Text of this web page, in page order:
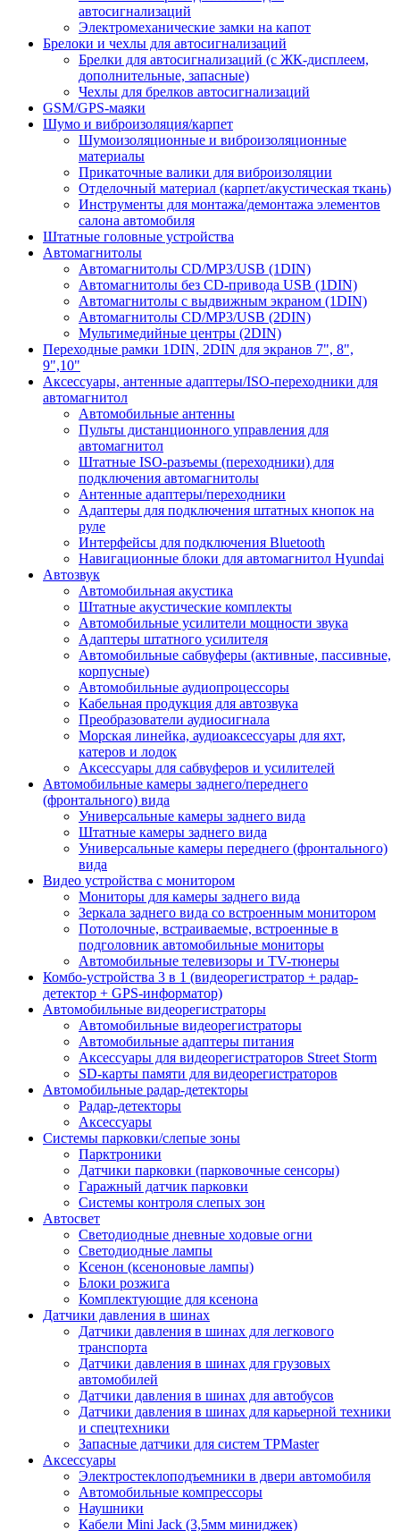
автосигнализаций
Электромеханические замки на капот
Брелоки и чехлы для автосигнализаций
Брелки для автосигнализаций (с ЖК-дисплеем,
дополнительные, запасные)
Чехлы для брелков автосигнализаций
GSM/GPS-маяки
Шумо и виброизоляция/карпет
Шумоизоляционные и виброизоляционные
материалы
Прикаточные валики для виброизоляции
Отделочный материал (карпет/акустическая ткань)
Инструменты для монтажа/демонтажа элементов
салона автомобиля
Штатные головные устройства
Автомагнитолы
Автомагнитолы CD/MP3/USB (1DIN)
Автомагнитолы без CD-привода USB (1DIN)
Автомагнитолы с выдвижным экраном (1DIN)
Автомагнитолы CD/MP3/USB (2DIN)
Мультимедийные центры (2DIN)
Переходные рамки 1DIN, 2DIN для экранов 7", 8",
9",10"
Аксессуары, антенные адаптеры/ISO-переходники для
автомагнитол
Автомобильные антенны
Пульты дистанционного управления для
автомагнитол
Штатные ISO-разъемы (переходники) для
подключения автомагнитолы
Антенные адаптеры/переходники
Адаптеры для подключения штатных кнопок на
руле
Интерфейсы для подключения Bluetooth
Навигационные блоки для автомагнитол Hyundai
Автозвук
Автомобильная акустика
Штатные акустические комплекты
Автомобильные усилители мощности звука
Адаптеры штатного усилителя
Автомобильные сабвуферы (активные, пассивные,
корпусные)
Автомобильные аудиопроцессоры
Кабельная продукция для автозвука
Преобразователи аудиосигнала
Морская линейка, аудиоаксессуары для яхт,
катеров и лодок
Аксессуары для сабвуферов и усилителей
Автомобильные камеры заднего/переднего
(фронтального) вида
Универсальные камеры заднего вида
Штатные камеры заднего вида
Универсальные камеры переднего (фронтального)
вида
Видео устройства c монитором
Мониторы для камеры заднего вида
Зеркала заднего вида со встроенным монитором
Потолочные, встраиваемые, встроенные в
подголовник автомобильные мониторы
Автомобильные телевизоры и TV-тюнеры
Комбо-устройства 3 в 1 (видеорегистратор + радар-
детектор + GPS-информатор)
Автомобильные видеорегистраторы
Автомобильные видеорегистраторы
Автомобильные адаптеры питания
Аксессуары для видеорегистраторов Street Storm
SD-карты памяти для видеорегистраторов
Автомобильные радар-детекторы
Радар-детекторы
Аксессуары
Системы парковки/слепые зоны
Парктроники
Датчики парковки (парковочные сенсоры)
Гаражный датчик парковки
Системы контроля слепых зон
Автосвет
Светодиодные дневные ходовые огни
Светодиодные лампы
Ксенон (ксеноновые лампы)
Блоки розжига
Комплектующие для ксенона
Датчики давления в шинах
Датчики давления в шинах для легкового
транспорта
Датчики давления в шинах для грузовых
автомобилей
Датчики давления в шинах для автобусов
Датчики давления в шинах для карьерной техники
и спецтехники
Запасные датчики для систем TPMaster
Аксессуары
Электростеклоподъемники в двери автомобиля
Автомобильные компрессоры
Наушники
Кабели Mini Jack (3,5мм миниджек)